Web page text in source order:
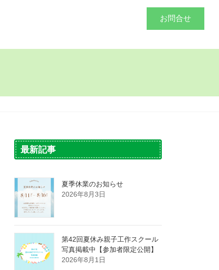
お問合せ
最新記事
夏季休業のお知らせ
2026年8月3日
第42回夏休み親子工作スクール
写真掲載中【参加者限定公開】
2026年8月1日